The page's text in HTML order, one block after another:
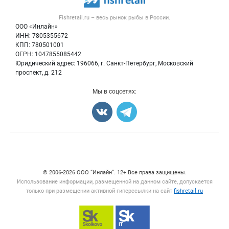
Fishretail.ru – весь рынок рыбы в России.
ООО «Инлайн»
ИНН: 7805355672
КПП: 780501001
ОГРН: 1047855085442
Юридический адрес: 196066, г. Санкт-Петербург, Московский
проспект, д. 212
Контактная информация
Политика обработки персональных данных
Блог
Рыба
Икра
Мы в соцсетях:
© 2006‑2026 ООО “Инлайн”. 12+ Все права защищены.
Использование информации, размещенной на данном сайте, допускается
только при размещении активной гиперссылки на сайт fishretail.ru